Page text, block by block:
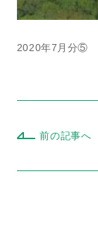
2020年7月分⑤
前の記事へ